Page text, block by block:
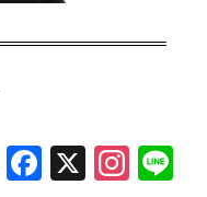
F X In